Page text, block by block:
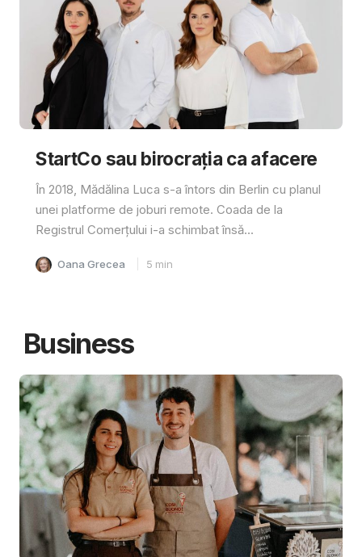
StartCo sau birocrația ca afacere
În 2018, Mădălina Luca s-a întors din Berlin cu planul
unei platforme de joburi remote. Coada de la
Registrul Comerțului i-a schimbat însă...
Oana Grecea 5 min
Business